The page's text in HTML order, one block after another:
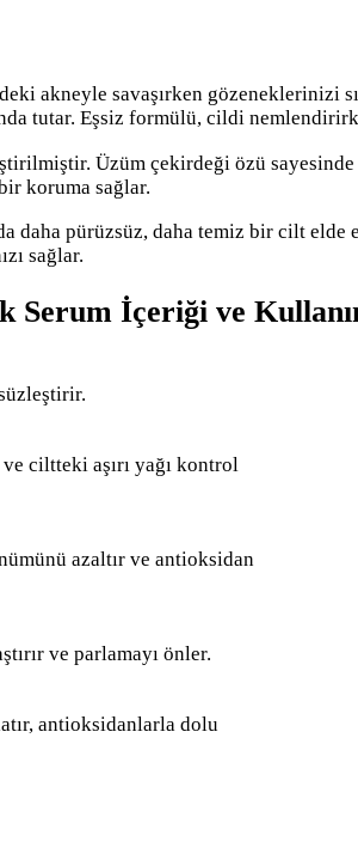
akneyle savaşırken gözeneklerinizi
tutar. Eşsiz formülü, cildi
Üzüm çekirdeği özü
koruma sağlar.
daha pürüzsüz, daha temiz bir cilt
sağlar.
Serum İçeriği ve
ciltteki aşırı yağı kontrol
azaltır ve antioksidan
ve parlamayı önler.
antioksidanlarla dolu